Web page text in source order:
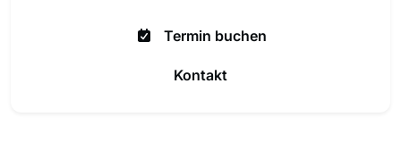
Termin buchen
Kontakt